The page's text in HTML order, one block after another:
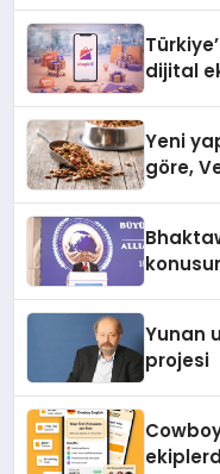
dijital
Yeni
göre,
Yunan
projesi